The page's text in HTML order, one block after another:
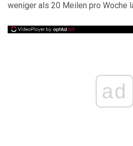
weniger als 20 Meilen pro Woche
ad